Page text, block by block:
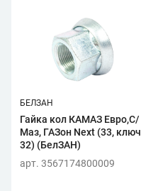
БЕЛЗАН
Гайка кол КАМАЗ Евро,С/
Маз, ГАЗон Next (33, ключ
32) (БелЗАН)
арт. 3567174800009